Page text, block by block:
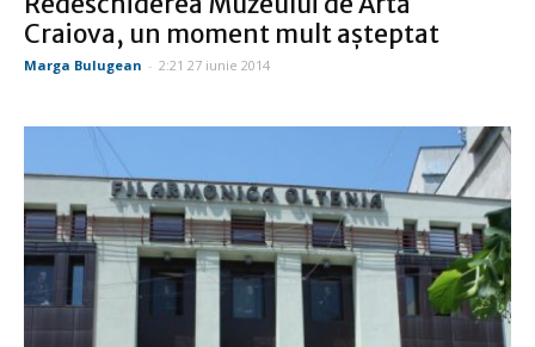
Craiova, un moment mult aşteptat
Marga Bulugean - 2:21 27 iunie 2014